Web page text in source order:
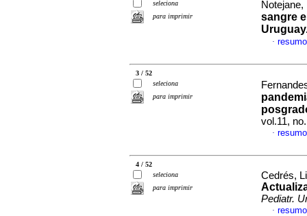
seleciona
para imprimir
sangre
·
3 / 52
seleciona
para imprimir
vol.11,
·
4 / 52
seleciona
para imprimir
Cedrés,
Pediatr.
·